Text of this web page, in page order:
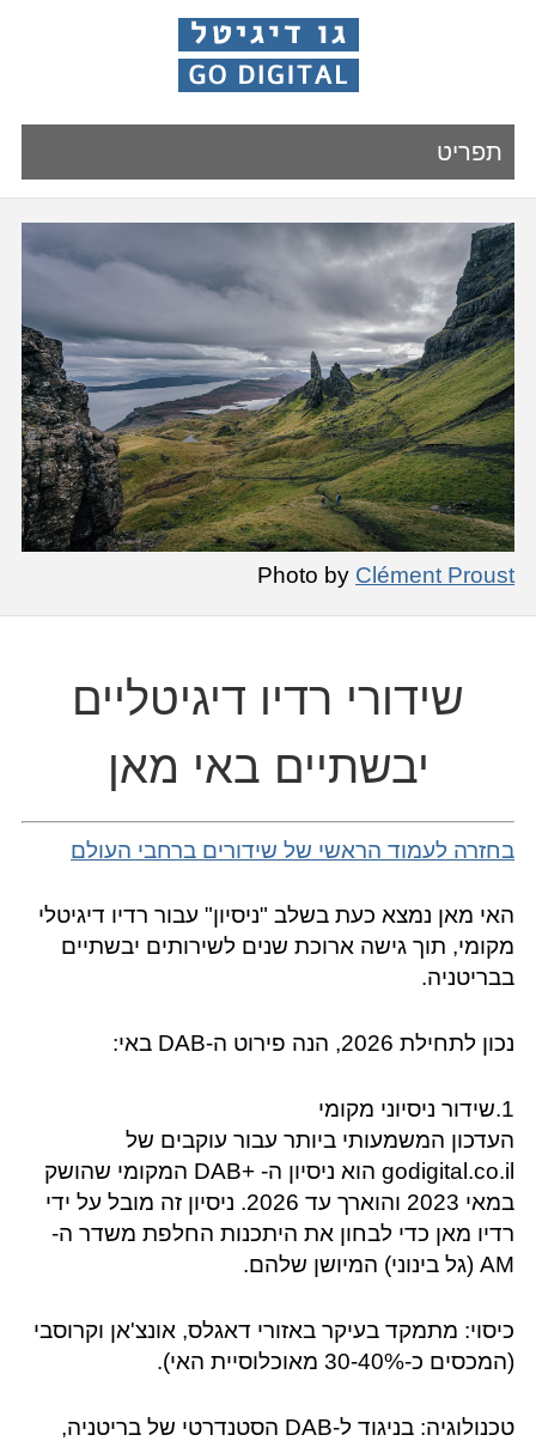
תפריט
Photo by Clément Proust
שידורי רדיו דיגיטליים
יבשתיים באי מאן
בחזרה לעמוד הראשי של שידורים ברחבי העולם
האי מאן נמצא כעת בשלב "ניסיון" עבור רדיו דיגיטלי
מקומי, תוך גישה ארוכת שנים לשירותים יבשתיים
בבריטניה.
נכון לתחילת 2026, הנה פירוט ה-DAB באי:
1.שידור ניסיוני מקומי
העדכון המשמעותי ביותר עבור עוקבים של
godigital.co.il הוא ניסיון ה- +DAB המקומי שהושק
במאי 2023 והוארך עד 2026. ניסיון זה מובל על ידי
רדיו מאן כדי לבחון את היתכנות החלפת משדר ה-
AM (גל בינוני) המיושן שלהם.
כיסוי: מתמקד בעיקר באזורי דאגלס, אונצ'אן וקרוסבי
(המכסים כ-30-40% מאוכלוסיית האי).
טכנולוגיה: בניגוד ל-DAB הסטנדרטי של בריטניה,